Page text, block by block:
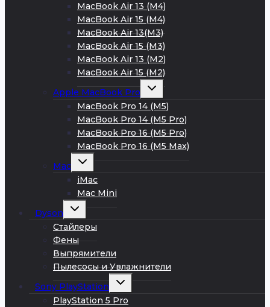
MacBook Air 13 (M4)
MacBook Air 15 (M4)
MacBook Air 13(M3)
MacBook Air 15 (M3)
MacBook Air 13 (M2)
MacBook Air 15 (M2)
Apple MacBook Pro
Развернуть
меню
MacBook Pro 14 (M5)
MacBook Pro 14 (M5 Pro)
MacBook Pro 16 (M5 Pro)
MacBook Pro 16 (M5 Max)
Mac
Развернуть
меню
iMac
Mac Mini
Dyson
Развернуть
меню
Стайлеры
Фены
Выпрямители
Пылесосы и Увлажнители
Sony PlayStation
Развернуть
меню
PlayStation 5 Pro